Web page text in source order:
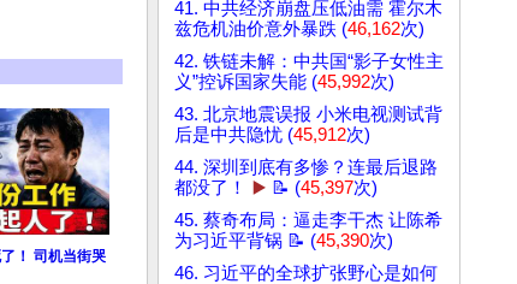
！ 司机当街哭
41. 中共经济崩盘压低油需 霍尔木
兹危机油价意外暴跌 (46,162次)
42. 铁链未解：中共国“影子女性主
义”控诉国家失能 (45,992次)
43. 北京地震误报 小米电视测试背
后是中共隐忧 (45,912次)
44. 深圳到底有多惨？连最后退路
都没了！
▶️ 📝 (45,397次)
45. 蔡奇布局：逼走李干杰 让陈希
为习近平背锅 📝 (45,390次)
46. 习近平的全球扩张野心是如何